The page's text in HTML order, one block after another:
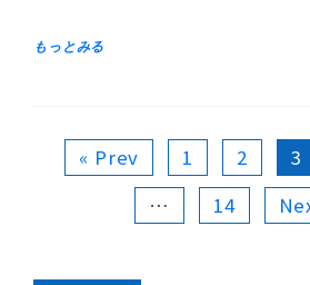
« Prev 1 2 3
…
14